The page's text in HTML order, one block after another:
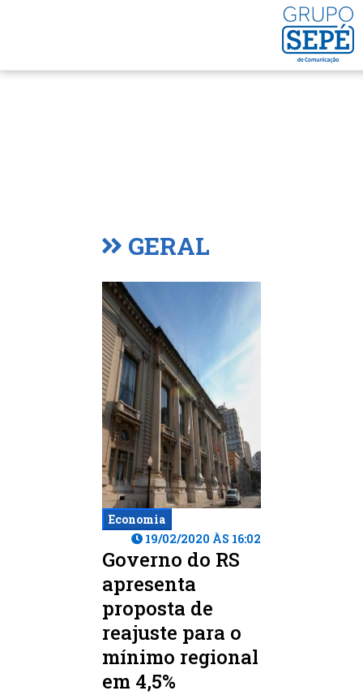
GERAL
Economia
19/02/2020 ÀS 16:02
Governo do RS
apresenta
proposta de
reajuste para o
mínimo regional
em 4,5%